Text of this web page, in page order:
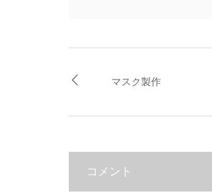
マスク製作
コメント